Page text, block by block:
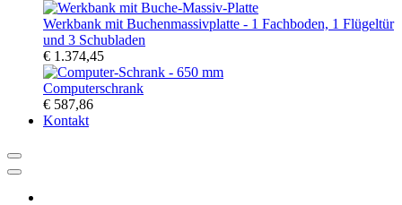
Werkbank mit Buchenmassivplatte - 1 Fachboden, 1 Flügeltür
und 3 Schubladen
€ 1.374,45
Computerschrank
€ 587,86
Kontakt